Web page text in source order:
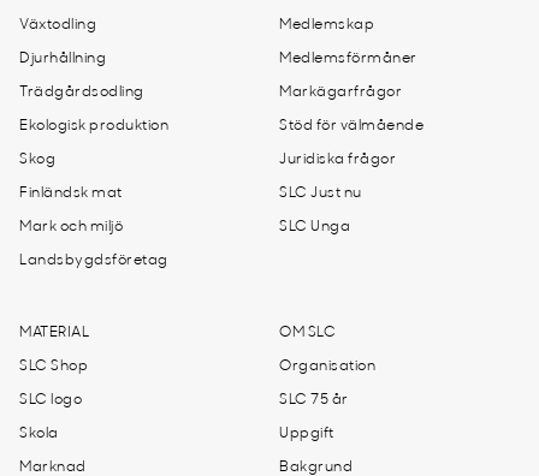
Växtodling
Djurhållning
Trädgårdsodling
Ekologisk produktion
Skog
Finländsk mat
Mark och miljö
Landsbygdsföretag
Medlemskap
Medlemsförmåner
Markägarfrågor
Stöd för välmående
Juridiska frågor
SLC Just nu
SLC Unga
MATERIAL
SLC Shop
SLC logo
Skola
Marknad
OM SLC
Organisation
SLC 75 år
Uppgift
Bakgrund